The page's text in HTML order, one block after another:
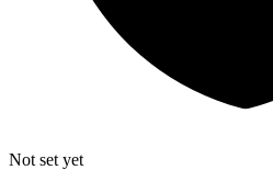
Not set yet